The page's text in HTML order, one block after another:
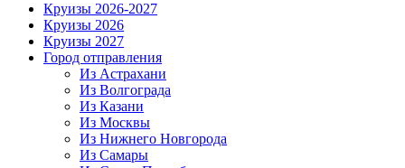
Круизы 2026-2027
Круизы 2026
Круизы 2027
Город отправления
Из Астрахани
Из Волгограда
Из Казани
Из Москвы
Из Нижнего Новгорода
Из Самары